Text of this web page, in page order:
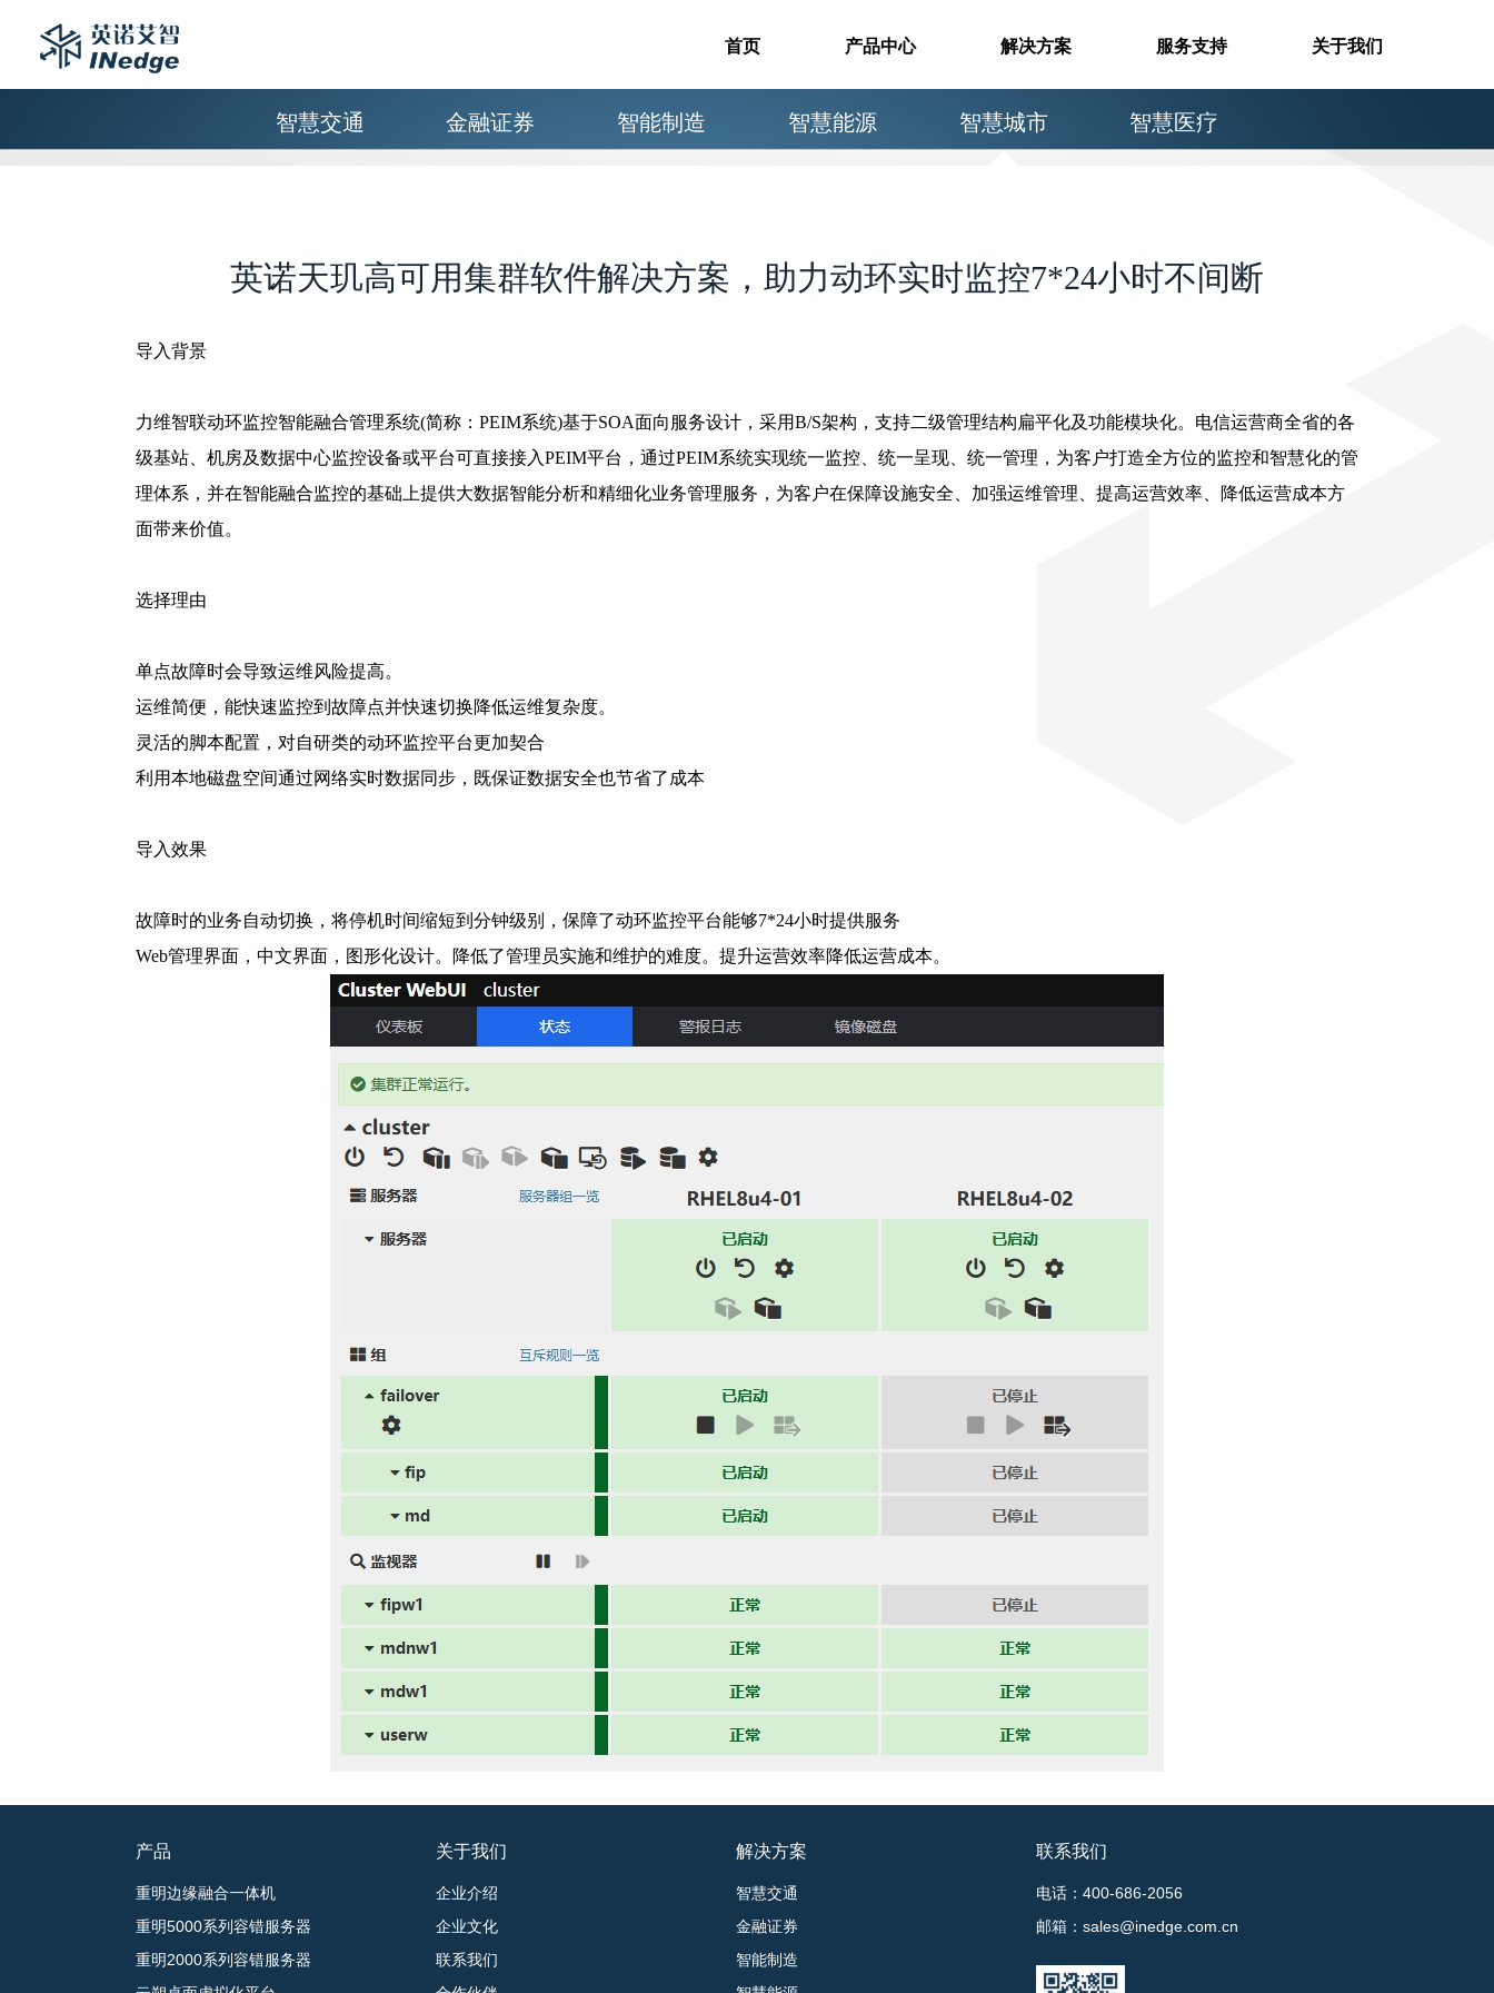
首页 产品中心 解决方案 服务支持 关于我们
智慧交通 金融证券 智能制造 智慧能源 智慧城市 智慧医疗
英诺天玑高可用集群软件解决方案，助力动环实时监控7*24小时不间断
导入背景
力维智联动环监控智能融合管理系统(简称：PEIM系统)基于SOA面向服务设计，采用B/S架构，支持二级管理结构扁平化及功能模块化。电信运营商全省的各
级基站、机房及数据中心监控设备或平台可直接接入PEIM平台，通过PEIM系统实现统一监控、统一呈现、统一管理，为客户打造全方位的监控和智慧化的管
理体系，并在智能融合监控的基础上提供大数据智能分析和精细化业务管理服务，为客户在保障设施安全、加强运维管理、提高运营效率、降低运营成本方
面带来价值。
选择理由
单点故障时会导致运维风险提高。
运维简便，能快速监控到故障点并快速切换降低运维复杂度。
灵活的脚本配置，对自研类的动环监控平台更加契合
利用本地磁盘空间通过网络实时数据同步，既保证数据安全也节省了成本
导入效果
故障时的业务自动切换，将停机时间缩短到分钟级别，保障了动环监控平台能够7*24小时提供服务
Web管理界面，中文界面，图形化设计。降低了管理员实施和维护的难度。提升运营效率降低运营成本。
产品
重明边缘融合一体机
重明5000系列容错服务器
重明2000系列容错服务器
关于我们
企业介绍
企业文化
联系我们
解决方案
智慧交通
金融证券
智能制造
联系我们
电话：400-686-2056
邮箱：sales@inedge.com.cn